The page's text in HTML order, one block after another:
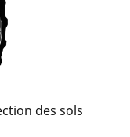
des sols